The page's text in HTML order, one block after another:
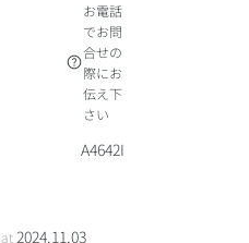
お電話
でお問
合せの
際にお
伝え下
さい
A4642I
2024.11.03